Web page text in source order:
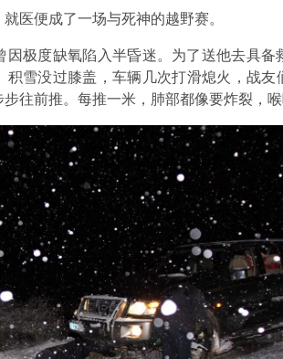
医便成了一场与死神的越野赛。
因极度缺氧陷入半昏迷。为了送他去具
积雪没过膝盖，车辆几次打滑熄火，战
往前推。每推一米，肺部都像要炸裂，喉